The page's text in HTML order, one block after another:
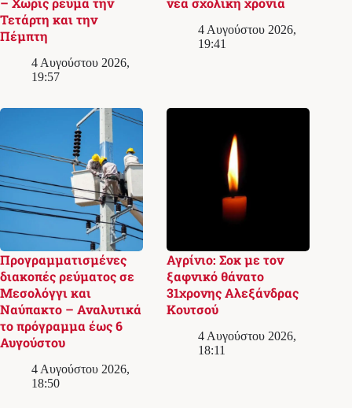
Τετάρτη και την
Πέμπτη
4 Αυγούστου 2026,
19:57
4 Αυγούστου 2026,
19:41
Προγραμματισμένες
διακοπές ρεύματος σε
Μεσολόγγι και
Ναύπακτο – Αναλυτικά
το πρόγραμμα έως 6
Αυγούστου
4 Αυγούστου 2026,
18:50
Αγρίνιο: Σοκ με τον
ξαφνικό θάνατο
31χρονης Αλεξάνδρας
Κουτσού
4 Αυγούστου 2026,
18:11